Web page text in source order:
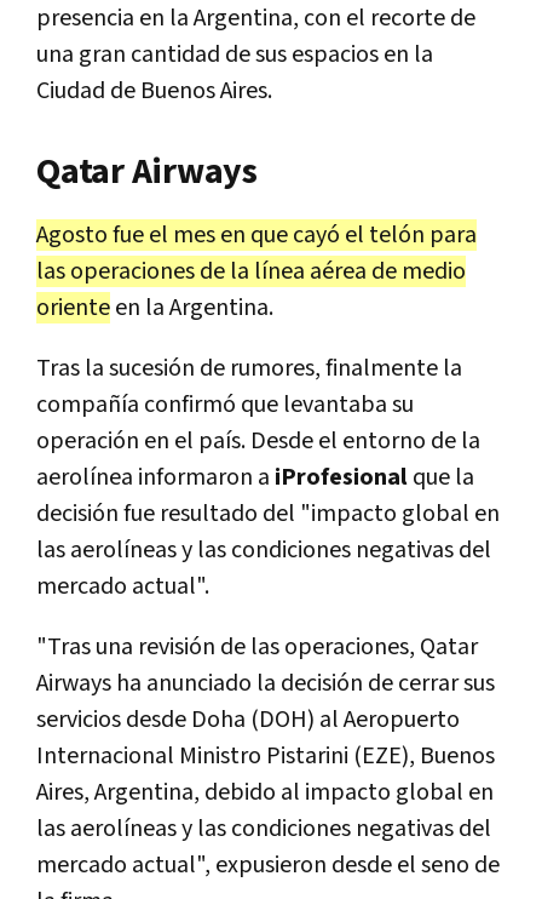
presencia en la Argentina, con el recorte de
una gran cantidad de sus espacios en la
Ciudad de Buenos Aires.
Qatar Airways
Agosto fue el mes en que cayó el telón para
las operaciones de la línea aérea de medio
orienteen la Argentina.
Tras la sucesión de rumores, finalmente la
compañía confirmó que levantaba su
operación en el país. Desde el entorno de la
aerolínea informaron a iProfesionalque la
decisión fue resultado del "impacto global en
las aerolíneas y las condiciones negativas del
mercado actual".
"Tras una revisión de las operaciones, Qatar
Airways ha anunciado la decisión de cerrar sus
servicios desde Doha (DOH) al Aeropuerto
Internacional Ministro Pistarini (EZE), Buenos
Aires, Argentina, debido al impacto global en
las aerolíneas y las condiciones negativas del
mercado actual", expusieron desde el seno de